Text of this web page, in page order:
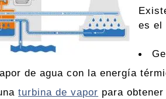
es el
de agua con la energía
turbina de vapor para